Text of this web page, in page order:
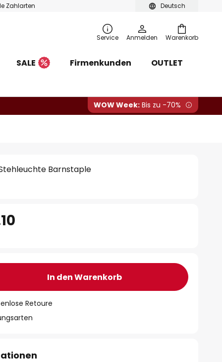
Deutsch
Zahlarten
Warenkorb
Service Anmelden
SALE Firmenkunden OUTLET
WOW Week: Bis zu -70%
Barnstaple
In den Warenkorb
Retoure